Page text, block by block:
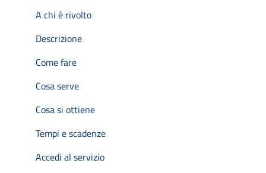
A chi è rivolto
Descrizione
Come fare
Cosa serve
Cosa si ottiene
Tempi e scadenze
Accedi al servizio